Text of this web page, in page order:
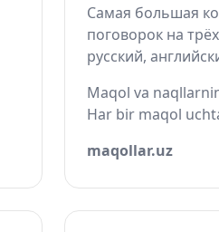
Самая большая
поговорок на
русский,
Maqol va
Har bir maqol
maqollar.uz